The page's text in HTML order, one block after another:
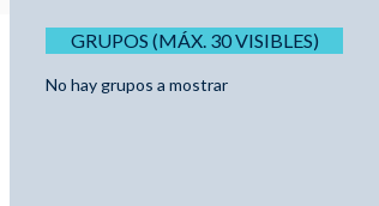
GRUPOS (MÁX. 30 VISIBLES)
No hay grupos a mostrar